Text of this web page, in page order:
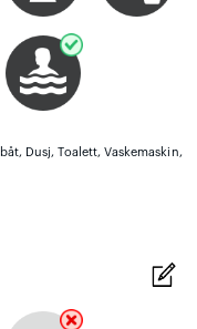
Dusj, Toalett, Vaskemaskin,